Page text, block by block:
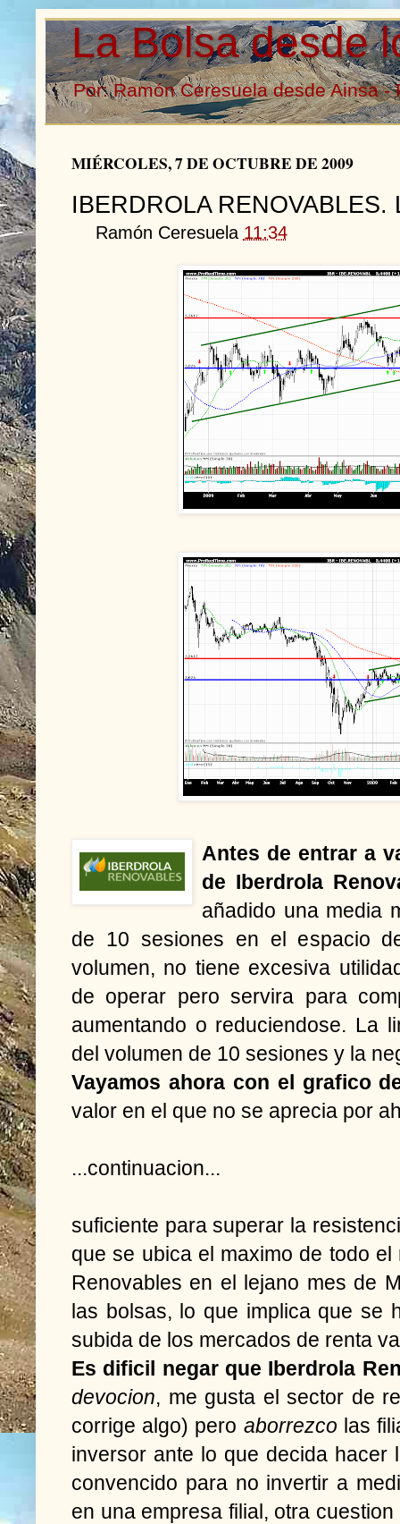
La Bolsa desde
Por: Ramón Ceresuela desde Ainsa -
MIÉRCOLES, 7 DE OCTUBRE DE 2009
IBERDROLA RENOVABLES.
Ramón Ceresuela 11:34
Antes de entrar a
de Iberdrola
añadido una media
de 10 sesiones en el espacio
volumen, no tiene excesiva
de operar pero servira para
aumentando o reduciendose. La
del volumen de 10 sesiones y la
Vayamos ahora con el grafico
valor en el que no se aprecia por
...continuacion...
suficiente para superar la
que se ubica el maximo de todo
Renovables en el lejano mes de
las bolsas, lo que implica que se
subida de los mercados de renta
Es dificil negar que Iberdrola
devocion, me gusta el sector de
corrige algo) pero aborrezco las
inversor ante lo que decida hacer
convencido para no invertir a
en una empresa filial, otra